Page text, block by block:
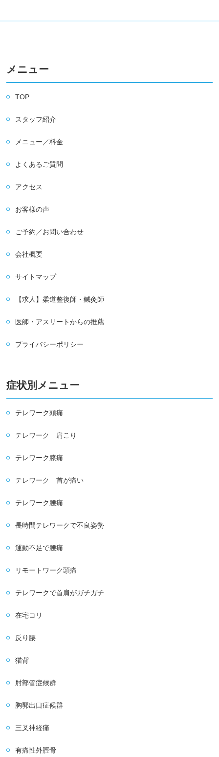
メニュー
TOP
スタッフ紹介
メニュー／料金
よくあるご質問
アクセス
お客様の声
ご予約／お問い合わせ
会社概要
サイトマップ
【求人】柔道整復師・鍼灸師
医師・アスリートからの推薦
プライバシーポリシー
症状別メニュー
テレワーク頭痛
テレワーク 肩こり
テレワーク膝痛
テレワーク 首が痛い
テレワーク腰痛
長時間テレワークで不良姿勢
運動不足で腰痛
リモートワーク頭痛
テレワークで首肩がガチガチ
在宅コリ
反り腰
猫背
肘部管症候群
胸郭出口症候群
三叉神経痛
有痛性外脛骨